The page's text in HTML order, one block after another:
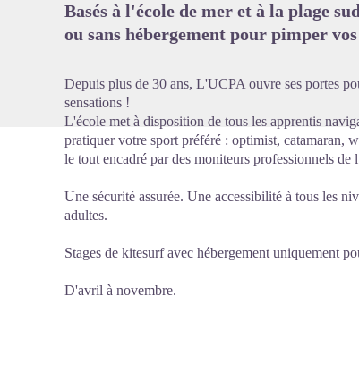
Basés à l'école de mer et à la plage
ou sans hébergement pour pimper vos
Depuis plus de 30 ans, L'UCPA ouvre ses portes
sensations !
L'école met à disposition de tous les apprentis
pratiquer votre sport préféré : optimist, catamaran,
le tout encadré par des moniteurs professionnels de
Une sécurité assurée. Une accessibilité à tous les
adultes.
Stages de kitesurf avec hébergement uniquement
D'avril à novembre.